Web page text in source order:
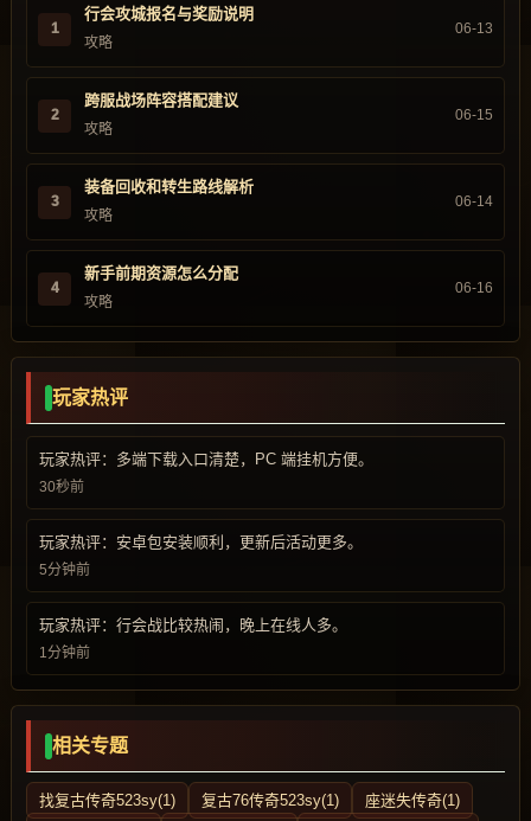
1
行会攻城报名与奖励说明
攻略
06-13
2
跨服战场阵容搭配建议
攻略
06-15
3
装备回收和转生路线解析
攻略
06-14
4
新手前期资源怎么分配
攻略
06-16
玩家热评
玩家热评：多端下载入口清楚，PC 端挂机方便。
30秒前
玩家热评：安卓包安装顺利，更新后活动更多。
5分钟前
玩家热评：行会战比较热闹，晚上在线人多。
1分钟前
相关专题
找复古传奇523sy(1) 复古76传奇523sy(1)
座迷失传奇(1)